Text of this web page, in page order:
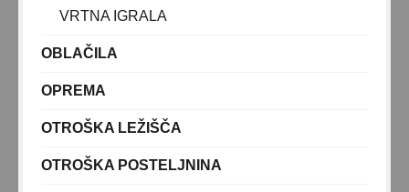
O. SOBA
ZIBELKE IN POSTELJICE
OTROŠKA LEŽIŠČA
POSTELJNINA 140x70
VRTNA IGRALA
OBLAČILA
OPREMA
OTROŠKA LEŽIŠČA
OTROŠKA POSTELJNINA